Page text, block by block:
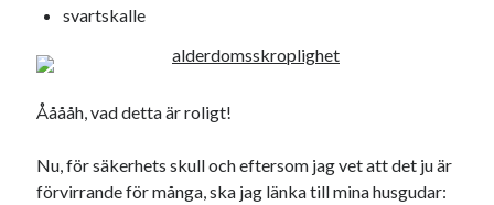
svartskalle
Ååååh, vad detta är roligt!
Nu, för säkerhets skull och eftersom jag vet att det ju är
förvirrande för många, ska jag länka till mina husgudar: